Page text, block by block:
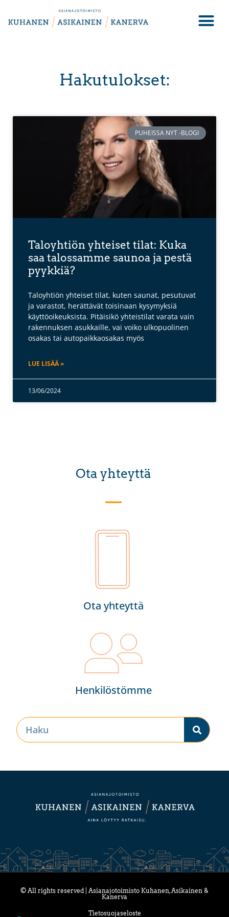
Hakutulokset:
PUHEISSA NYT -BLOGI
Taloyhtiön yhteiset tilat: Kuka
saa talossamme saunoa ja pestä
pyykkiä?
Taloyhtiön yhteiset tilat, kuten saunat, pesutuvat
ja varastot, herättävät toisinaan kysymyksiä
käyttöoikeuksista. Pitäisikö yhteistilat varata vain
rakennuksen asukkaille, vai voiko ulkopuolinen
osakas tai autopaikkaosakas myös
LUE LISÄÄ »
13/06/2024
Ota yhteyttä
Ota yhteyttä
Henkilöstömme
© All rights reserved | Asianajotoimisto Kuhanen, Asikainen &
Kanerva
Tietosuojaseloste